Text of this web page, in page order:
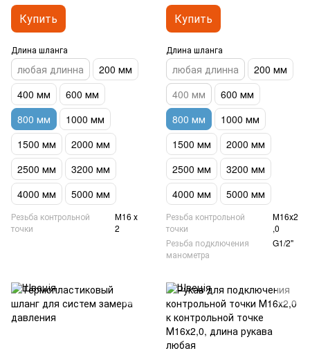
Купить
Длина шланга
любая длинна
200 мм
400 мм
600 мм
800 мм
1000 мм
1500 мм
2000 мм
2500 мм
3200 мм
4000 мм
5000 мм
Резьба контрольной
точки
М16 х
2
Купить
Длина шланга
любая длинна
200 мм
400 мм
600 мм
800 мм
1000 мм
1500 мм
2000 мм
2500 мм
3200 мм
4000 мм
5000 мм
Резьба контрольной
точки
М16х2
,0
Резьба подключения
манометра
G1/2"